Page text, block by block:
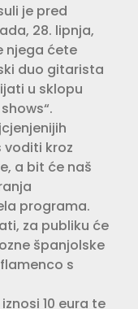
je pred
28. lipnja,
njega ćete
duo gitarista
u sklopu
voditi kroz
a bit će naš
programa.
za publiku će
španjolske
s
10 eura te